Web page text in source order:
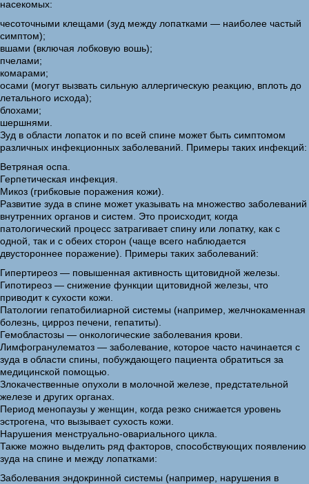
насекомых:
чесоточными клещами (зуд между лопатками — наиболее частый
симптом);
вшами (включая лобковую вошь);
пчелами;
комарами;
осами (могут вызвать сильную аллергическую реакцию, вплоть до
летального исхода);
блохами;
шершнями.
Зуд в области лопаток и по всей спине может быть симптомом
различных инфекционных заболеваний. Примеры таких инфекций:
Ветряная оспа.
Герпетическая инфекция.
Микоз (грибковые поражения кожи).
Развитие зуда в спине может указывать на множество заболеваний
внутренних органов и систем. Это происходит, когда
патологический процесс затрагивает спину или лопатку, как с
одной, так и с обеих сторон (чаще всего наблюдается
двустороннее поражение). Примеры таких заболеваний:
Гипертиреоз — повышенная активность щитовидной железы.
Гипотиреоз — снижение функции щитовидной железы, что
приводит к сухости кожи.
Патологии гепатобилиарной системы (например, желчнокаменная
болезнь, цирроз печени, гепатиты).
Гемобластозы — онкологические заболевания крови.
Лимфогранулематоз — заболевание, которое часто начинается с
зуда в области спины, побуждающего пациента обратиться за
медицинской помощью.
Злокачественные опухоли в молочной железе, предстательной
железе и других органах.
Период менопаузы у женщин, когда резко снижается уровень
эстрогена, что вызывает сухость кожи.
Нарушения менструально-овариального цикла.
Также можно выделить ряд факторов, способствующих появлению
зуда на спине и между лопатками:
Заболевания эндокринной системы (например, нарушения в